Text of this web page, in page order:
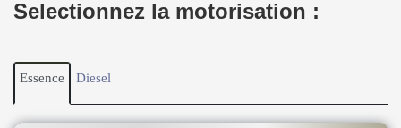
Selectionnez la motorisation :
Essence Diesel